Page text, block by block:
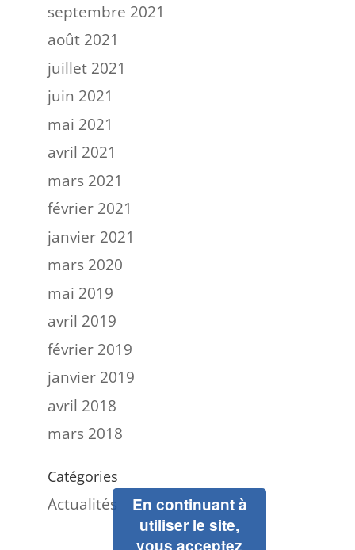
septembre 2021
août 2021
juillet 2021
juin 2021
mai 2021
avril 2021
mars 2021
février 2021
janvier 2021
mars 2020
mai 2019
avril 2019
février 2019
janvier 2019
avril 2018
mars 2018
Catégories
Actualités
En continuant à
utiliser le site,
vous acceptez